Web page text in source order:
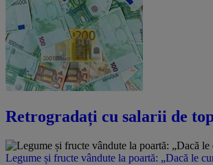
Retrogradați cu salarii de
Legume și fructe vândute la poartă: „Dacă le